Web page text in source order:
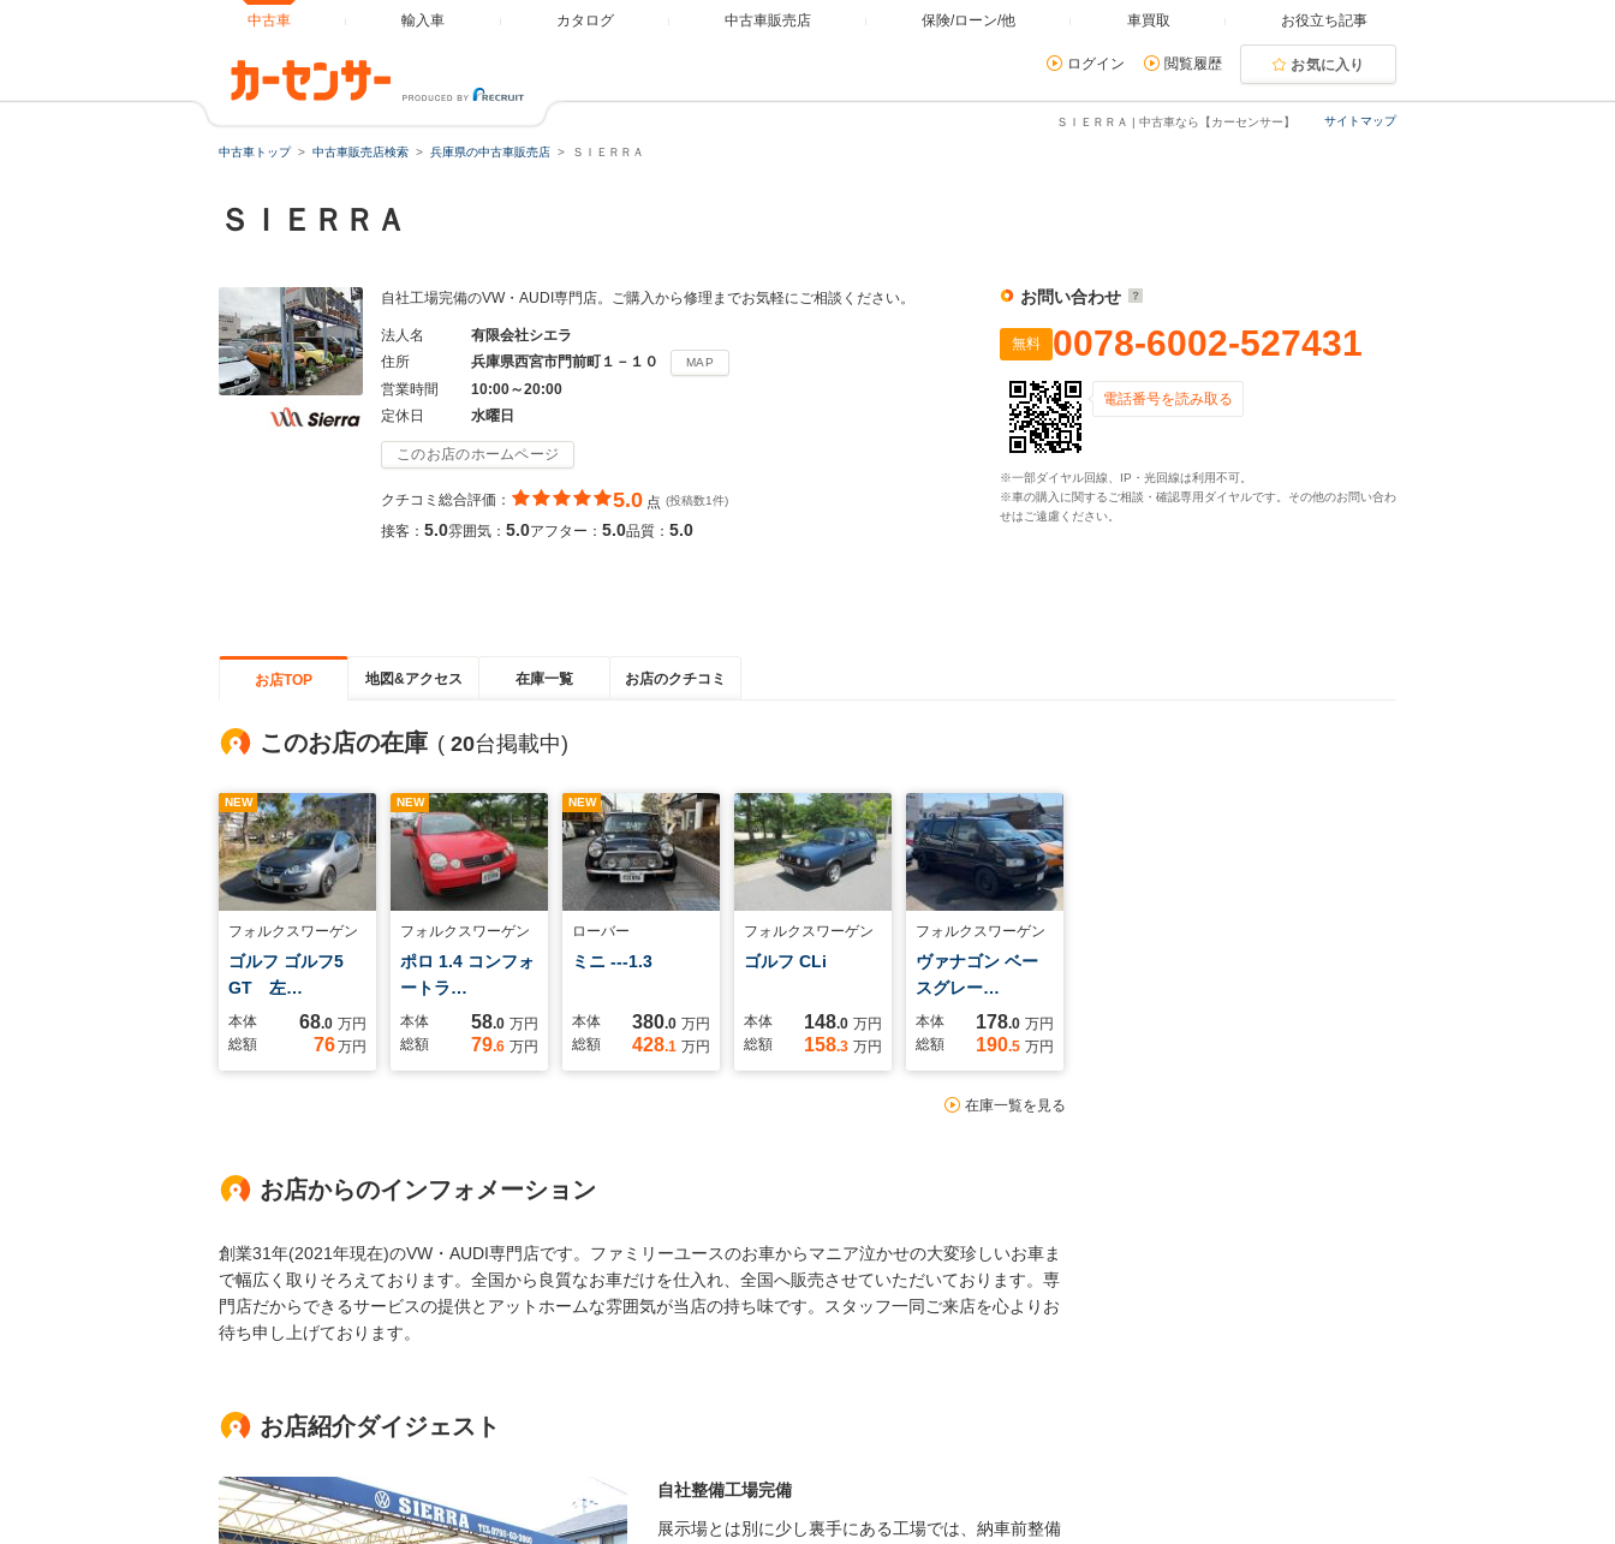
中古車 輸入車 カタログ 中古車販売店 保険/ローン/他 車買取 お役立ち記事
ログイン 閲覧履歴 お気に入り
サイトマップ
ＳＩＥＲＲＡ | 中古車なら【カーセンサー】
中古車トップ 中古車販売店検索 兵庫県の中古車販売店 ＳＩＥＲＲＡ
ＳＩＥＲＲＡ
自社工場完備のVW・AUDI専門店。ご購入から修理までお気軽にご相談ください。
法人名
有限会社シエラ
住所
兵庫県西宮市門前町１－１０ MAP
営業時間
10:00～20:00
定休日
水曜日
このお店のホームページ
クチコミ総合評価： 5.0 点 (投稿数1件)
接客： 5.0雰囲気： 5.0アフター： 5.0品質： 5.0
お問い合わせ
無料 0078-6002-527431
電話番号を読み取る
※一部ダイヤル回線、IP・光回線は利用不可。
※車の購入に関するご相談・確認専用ダイヤルです。その他のお問い合わ
せはご遠慮ください。
お店TOP 地図&アクセス 在庫一覧 お店のクチコミ
このお店の在庫 ( 20台掲載中)
NEW
フォルクスワーゲン
ゴルフ ゴルフ5
GT 左…
本体 68.0 万円
総額
76万円
NEW
フォルクスワーゲン
ポロ 1.4 コンフォ
ートラ…
本体 58.0 万円
総額
79.6 万円
NEW
ローバー
ミニ ---1.3
本体 380.0 万円
総額
428.1 万円
フォルクスワーゲン
ゴルフ CLi
本体 148.0 万円
総額
158.3 万円
フォルクスワーゲン
ヴァナゴン ベー
スグレー…
本体 178.0 万円
総額
190.5 万円
在庫一覧を見る
お店からのインフォメーション
創業31年(2021年現在)のVW・AUDI専門店です。ファミリーユースのお車からマニア泣かせの大変珍しいお車ま
で幅広く取りそろえております。全国から良質なお車だけを仕入れ、全国へ販売させていただいております。専
門店だからできるサービスの提供とアットホームな雰囲気が当店の持ち味です。スタッフ一同ご来店を心よりお
待ち申し上げております。
お店紹介ダイジェスト
自社整備工場完備
展示場とは別に少し裏手にある工場では、納車前整備